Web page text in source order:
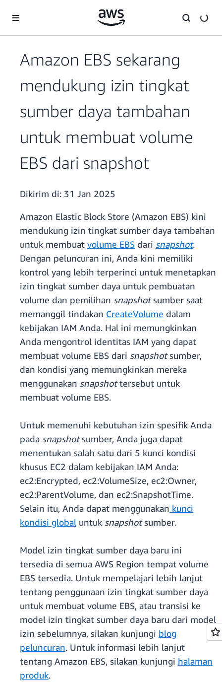
Amazon EBS sekarang
mendukung izin tingkat
sumber daya tambahan
untuk membuat volume
EBS dari snapshot
Dikirim di: 31 Jan 2025
Amazon Elastic Block Store (Amazon EBS) kini
mendukung izin tingkat sumber daya tambahan
untuk membuat volume EBS dari snapshot.
Dengan peluncuran ini, Anda kini memiliki
kontrol yang lebih terperinci untuk menetapkan
izin tingkat sumber daya untuk pembuatan
volume dan pemilihan snapshotsumber saat
memanggil tindakan CreateVolume dalam
kebijakan IAM Anda. Hal ini memungkinkan
Anda mengontrol identitas IAM yang dapat
membuat volume EBS dari snapshotsumber,
dan kondisi yang memungkinkan mereka
menggunakan snapshottersebut untuk
membuat volume EBS.
Untuk memenuhi kebutuhan izin spesifik Anda
pada snapshotsumber, Anda juga dapat
menentukan salah satu dari 5 kunci kondisi
khusus EC2 dalam kebijakan IAM Anda:
ec2:Encrypted, ec2:VolumeSize, ec2:Owner,
ec2:ParentVolume, dan ec2:SnapshotTime.
Selain itu, Anda dapat menggunakan kunci
kondisi global untuk snapshotsumber.
Model izin tingkat sumber daya baru ini
tersedia di semua AWS Region tempat volume
EBS tersedia. Untuk mempelajari lebih lanjut
tentang penggunaan izin tingkat sumber daya
untuk membuat volume EBS, atau transisi ke
model izin tingkat sumber daya baru dari model
izin sebelumnya, silakan kunjungi blog
peluncuran. Untuk informasi lebih lanjut
tentang Amazon EBS, silakan kunjungi halaman
produk.